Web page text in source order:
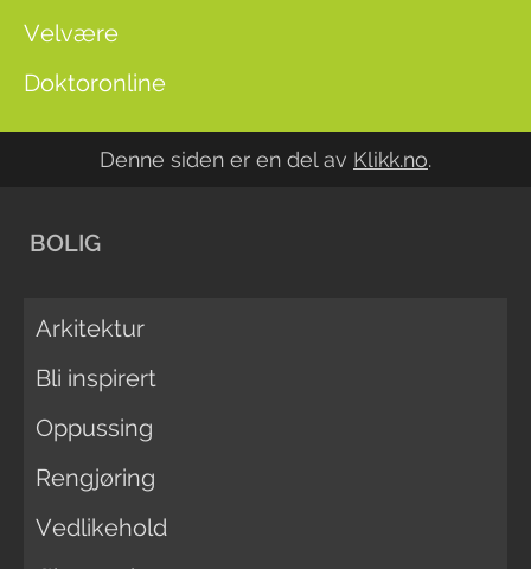
Velvære
Doktoronline
Denne siden er en del av Klikk.no.
BOLIG
Arkitektur
Bli inspirert
Oppussing
Rengjøring
Vedlikehold